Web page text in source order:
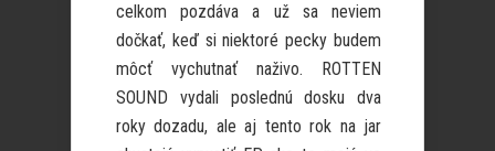
celkom pozdáva a už sa neviem
dočkať, keď si niektoré pecky budem
môcť vychutnať naživo. ROTTEN
SOUND vydali poslednú dosku dva
roky dozadu, ale aj tento rok na jar